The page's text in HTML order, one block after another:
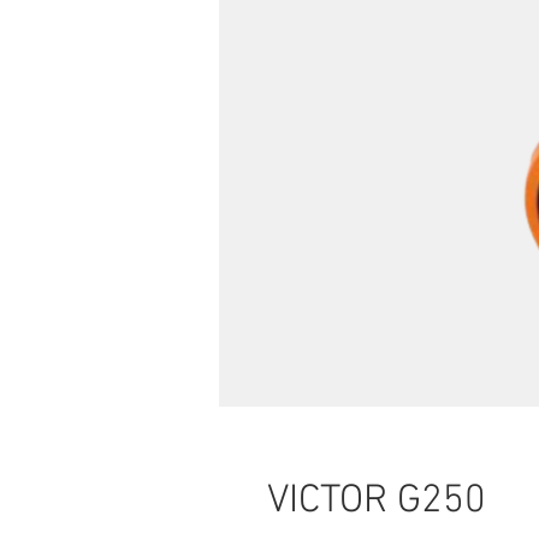
VICTOR G250